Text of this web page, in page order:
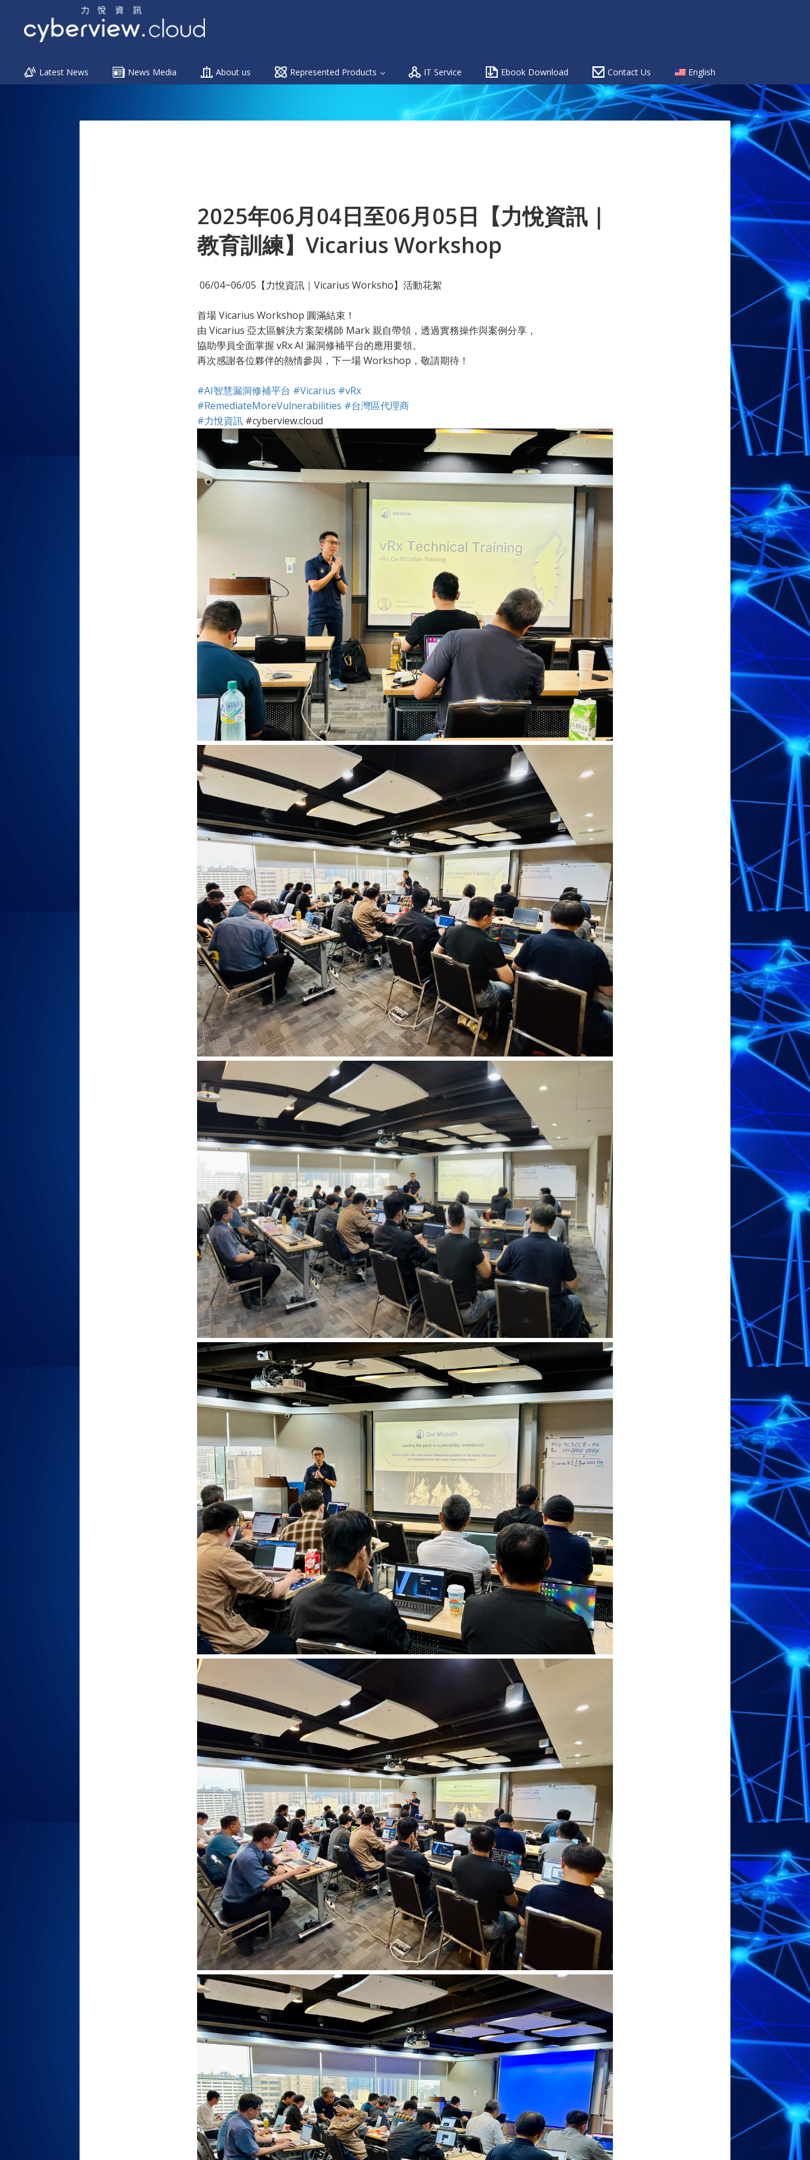
Latest News News Media About us Represented Products IT Service Ebook Download Contact Us English
2025年06月04日至06月05日【力悅資訊｜
教育訓練】Vicarius Workshop
06/04~06/05【力悅資訊｜Vicarius Worksho】活動花絮
首場 Vicarius Workshop 圓滿結束！
由 Vicarius 亞太區解決方案架構師 Mark 親自帶領，透過實務操作與案例分享，
協助學員全面掌握 vRx AI 漏洞修補平台的應用要領。
再次感謝各位夥伴的熱情參與，下一場 Workshop，敬請期待！
#AI智慧漏洞修補平台 #Vicarius #vRx
#RemediateMoreVulnerabilities #台灣區代理商
#力悅資訊 #cyberview.cloud